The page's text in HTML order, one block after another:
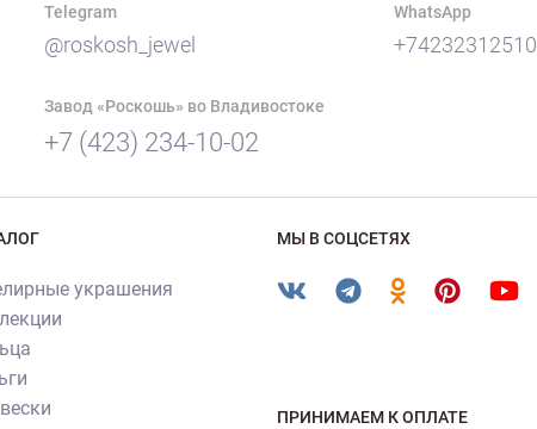
Telegram
@roskosh_jewel
WhatsApp
+74232312510
Завод «Роскошь» во Владивостоке
+7 (423) 234-10-02
украшения
МЫ В СОЦСЕТЯХ
ПРИНИМАЕМ К ОПЛАТЕ